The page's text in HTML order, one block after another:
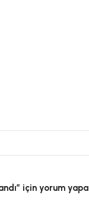
için yorum